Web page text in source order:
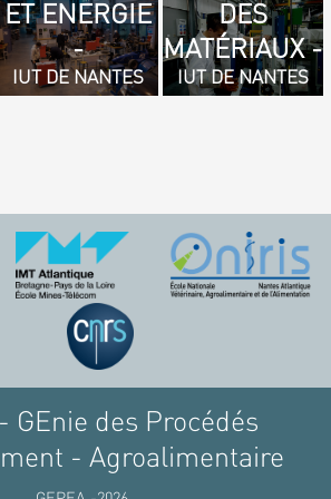
ET ENERGIE
-
IUT DE NANTES
DES
MATÉRIAUX -
IUT DE NANTES
GEnie des Procédés
- Agroalimentaire